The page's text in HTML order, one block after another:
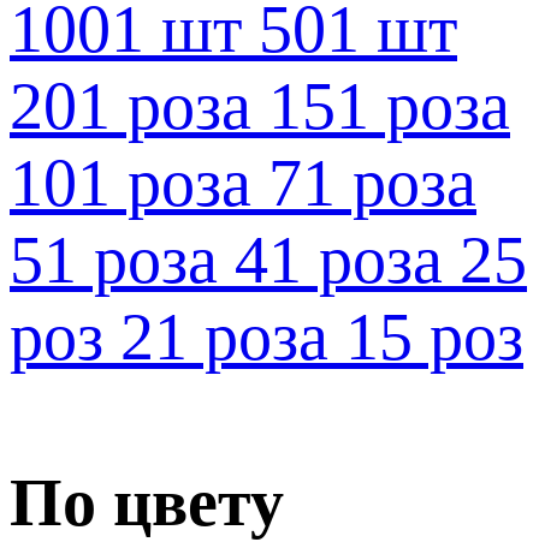
1001 шт 501 шт
201 роза 151 роза
101 роза 71 роза
51 роза 41 роза 25
роз 21 роза 15 роз
По цвету